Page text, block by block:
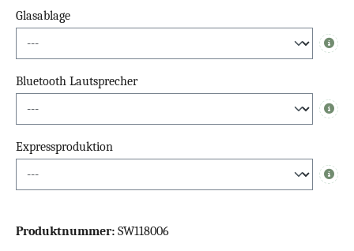
Glasablage
Info
Bluetooth Lautsprecher
Info
Expressproduktion
Info
Produktnummer: SW118006